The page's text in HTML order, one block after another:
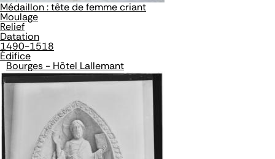
Médaillon : tête de femme criant
Moulage
Relief
Datation
1490-1518
Édifice
Bourges - Hôtel Lallemant